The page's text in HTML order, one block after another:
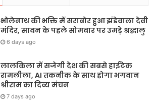
भोलेनाथ की भक्ति में सराबोर हुआ झंडेवाला देवी
मंदिर, सावन के पहले सोमवार पर उमड़े श्रद्धालु
6 days ago
लालकिला में सजेगी देश की सबसे हाईटेक
रामलीला, AI तकनीक के साथ होगा भगवान
श्रीराम का दिव्य मंचन
7 days ago